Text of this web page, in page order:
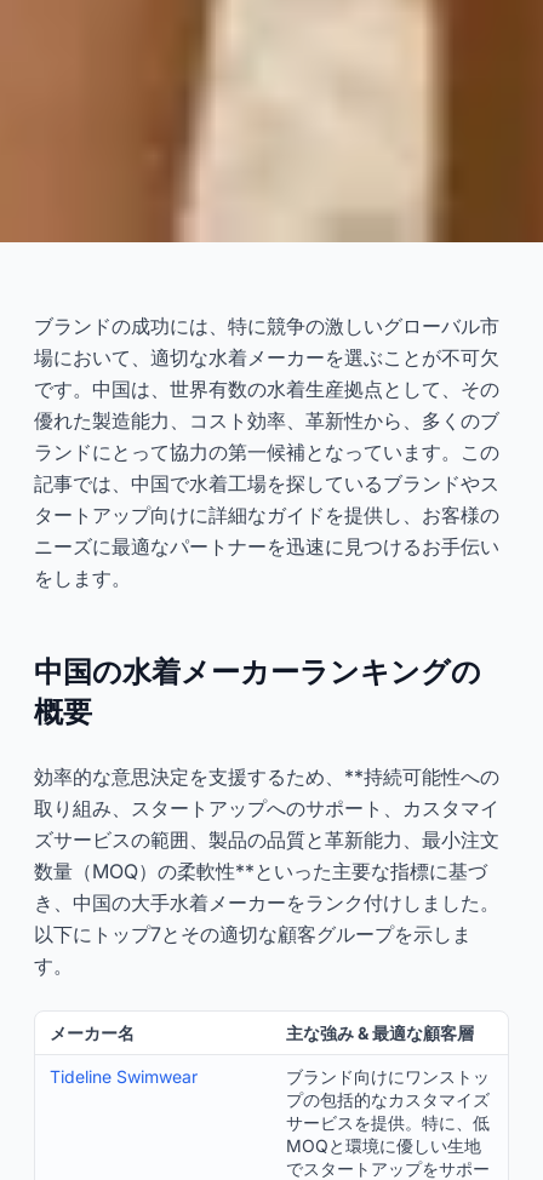
カスタム水着
2024-12 大禹
今すぐ相談
ブランドの成功には、特に競争の激しいグローバル市
場において、適切な水着メーカーを選ぶことが不可欠
です。中国は、世界有数の水着生産拠点として、その
優れた製造能力、コスト効率、革新性から、多くのブ
ランドにとって協力の第一候補となっています。この
記事では、中国で水着工場を探しているブランドやス
タートアップ向けに詳細なガイドを提供し、お客様の
ニーズに最適なパートナーを迅速に見つけるお手伝い
をします。
中国の水着メーカーランキングの
概要
効率的な意思決定を支援するため、**持続可能性への
取り組み、スタートアップへのサポート、カスタマイ
ズサービスの範囲、製品の品質と革新能力、最小注文
数量（MOQ）の柔軟性**といった主要な指標に基づ
き、中国の大手水着メーカーをランク付けしました。
以下にトップ7とその適切な顧客グループを示しま
す。
メーカー名 主な強み & 最適な顧客層
Tideline Swimwear
ブランド向けにワンストッ
プの包括的なカスタマイズ
サービスを提供。特に、低
MOQと環境に優しい生地
でスタートアップをサポー